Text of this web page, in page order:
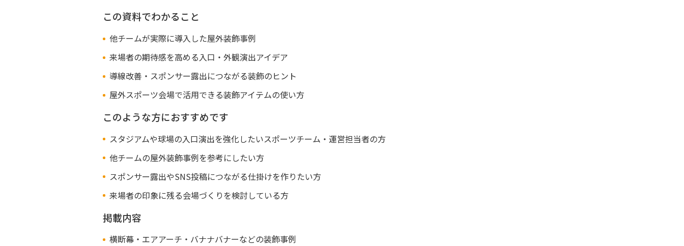
この資料でわかること
他チームが実際に導入した屋外装飾事例
来場者の期待感を高める入口・外観演出アイデア
導線改善・スポンサー露出につながる装飾のヒント
屋外スポーツ会場で活用できる装飾アイテムの使い方
このような方におすすめです
スタジアムや球場の入口演出を強化したいスポーツチーム・運営担当者の方
他チームの屋外装飾事例を参考にしたい方
スポンサー露出やSNS投稿につながる仕掛けを作りたい方
来場者の印象に残る会場づくりを検討している方
掲載内容
横断幕・エアアーチ・バナナバナーなどの装飾事例